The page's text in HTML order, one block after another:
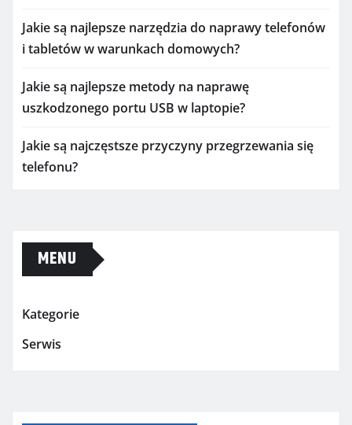
Jakie są najlepsze narzędzia do naprawy telefonów
i tabletów w warunkach domowych?
Jakie są najlepsze metody na naprawę
uszkodzonego portu USB w laptopie?
Jakie są najczęstsze przyczyny przegrzewania się
telefonu?
MENU
Kategorie
Serwis